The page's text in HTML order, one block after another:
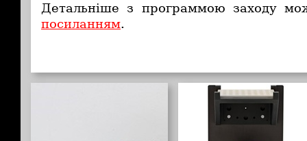
Детальніше з программою заходу
посиланням.